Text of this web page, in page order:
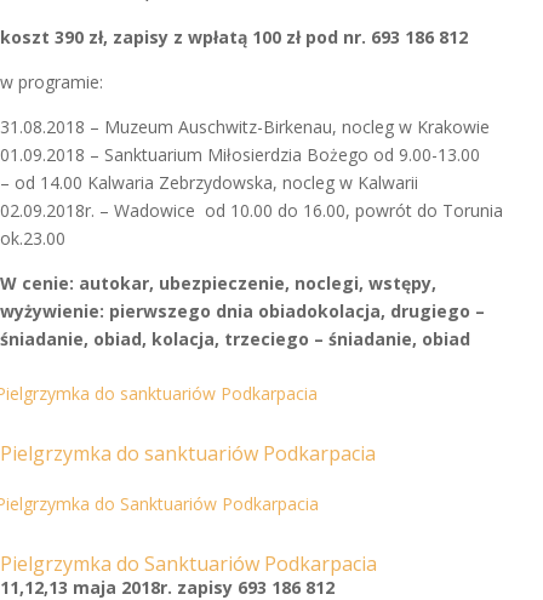
koszt 390 zł, zapisy z wpłatą 100 zł pod nr. 693 186 812
w programie:
31.08.2018 – Muzeum Auschwitz-Birkenau, nocleg w Krakowie
01.09.2018 – Sanktuarium Miłosierdzia Bożego od 9.00-13.00
– od 14.00 Kalwaria Zebrzydowska, nocleg w Kalwarii
02.09.2018r. – Wadowice od 10.00 do 16.00, powrót do Torunia
ok.23.00
W cenie: autokar, ubezpieczenie, noclegi, wstępy,
wyżywienie: pierwszego dnia obiadokolacja, drugiego –
śniadanie, obiad, kolacja, trzeciego – śniadanie, obiad
Pielgrzymka do sanktuariów Podkarpacia
Pielgrzymka do Sanktuariów Podkarpacia
11,12,13 maja 2018r. zapisy 693 186 812